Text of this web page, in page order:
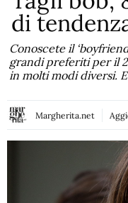
di
Conoscete il
grandi preferiti per il
in molti modi diversi.
Margherita.net